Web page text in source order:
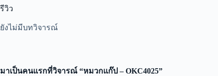
รีวิว
ยังไม่มีบทวิจารณ์
มาเป็นคนแรกที่วิจารณ์ “หมวกแก๊ป – OKC4025”